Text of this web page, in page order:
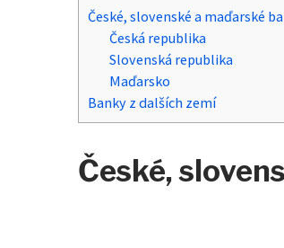
České, slovenské a maďarské
Česká republika
Slovenská republika
Maďarsko
Banky z dalších zemí
České,